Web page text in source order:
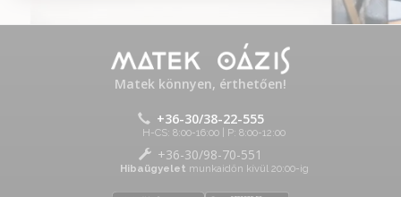
Matek könnyen, érthetően!
+36-30/38-22-555
H-CS: 8:00-16:00 | P: 8:00-12:00
+36-30/98-70-551
Hibaügyelet munkaidőn kívül 20:00-ig